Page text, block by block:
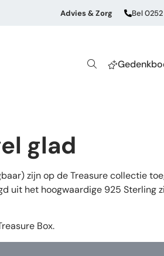
Advies & Zorg Bel
glad
zijn op de Treasure collectie
het hoogwaardige 925 Sterling
Box.